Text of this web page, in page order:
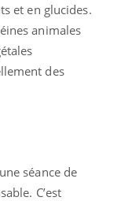
et en glucides.
animales
des
séance de
C’est